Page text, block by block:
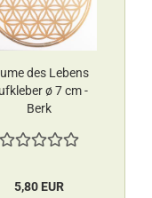
des Lebens
ø 7 cm -
Berk
5,80 EUR